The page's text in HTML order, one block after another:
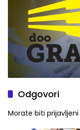
Odgovori
Morate biti prijavljeni